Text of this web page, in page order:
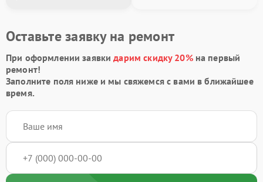
Оставьте заявку на ремонт
При оформлении заявкидарим скидку 20%на первый
ремонт!
Заполните поля ниже и мы свяжемся с вами в ближайшее
время.